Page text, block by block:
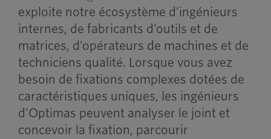
exploite notre écosystème d’ingénieurs
internes, de fabricants d’outils et de
matrices, d’opérateurs de machines et de
techniciens qualité. Lorsque vous avez
besoin de fixations complexes dotées de
caractéristiques uniques, les ingénieurs
d'Optimas peuvent analyser le joint et
concevoir la fixation, parcourir